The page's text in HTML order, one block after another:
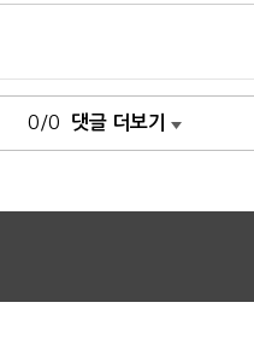
0/0 댓글 더보기